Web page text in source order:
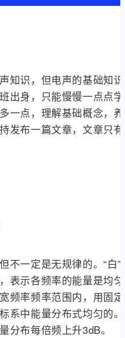
知识，但电声的基础知识
出身，只能慢慢一点点学
一点，理解基础概念，养
发布一篇文章，文章只有
不一定是无规律的。“白”
表示各频率的能量是均匀
频率频率范围内，用固定
系中能量分布式均匀的。
分布每倍频上升3dB。